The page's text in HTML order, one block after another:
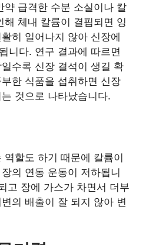
약 급격한 수분 소실이나 칼
해 체내 칼륨이 결핍되면 잉
히 일어나지 않아 신장에
니다. 연구 결과에 따르면
수록 신장 결석이 생길 확
한 식품을 섭취하면 신장
것으로 나타났습니다.
할도 하기 때문에 칼륨이
의 연동 운동이 저하됩니
고 장에 가스가 차면서 더부
의 배출이 잘 되지 않아 변